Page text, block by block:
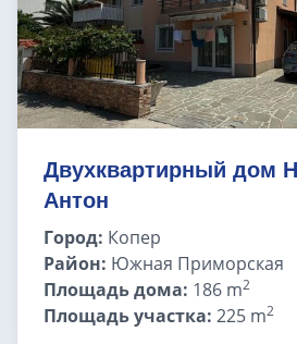
Двухквартирный дом
Антон
Город: Копер
Район: Южная Приморская
Площадь дома: 186 m2
Площадь участка: 225 m2